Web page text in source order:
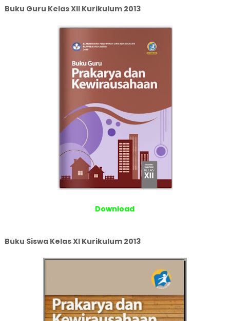
Buku Guru Kelas XII Kurikulum 2013
Download
Buku Siswa Kelas XI Kurikulum 2013